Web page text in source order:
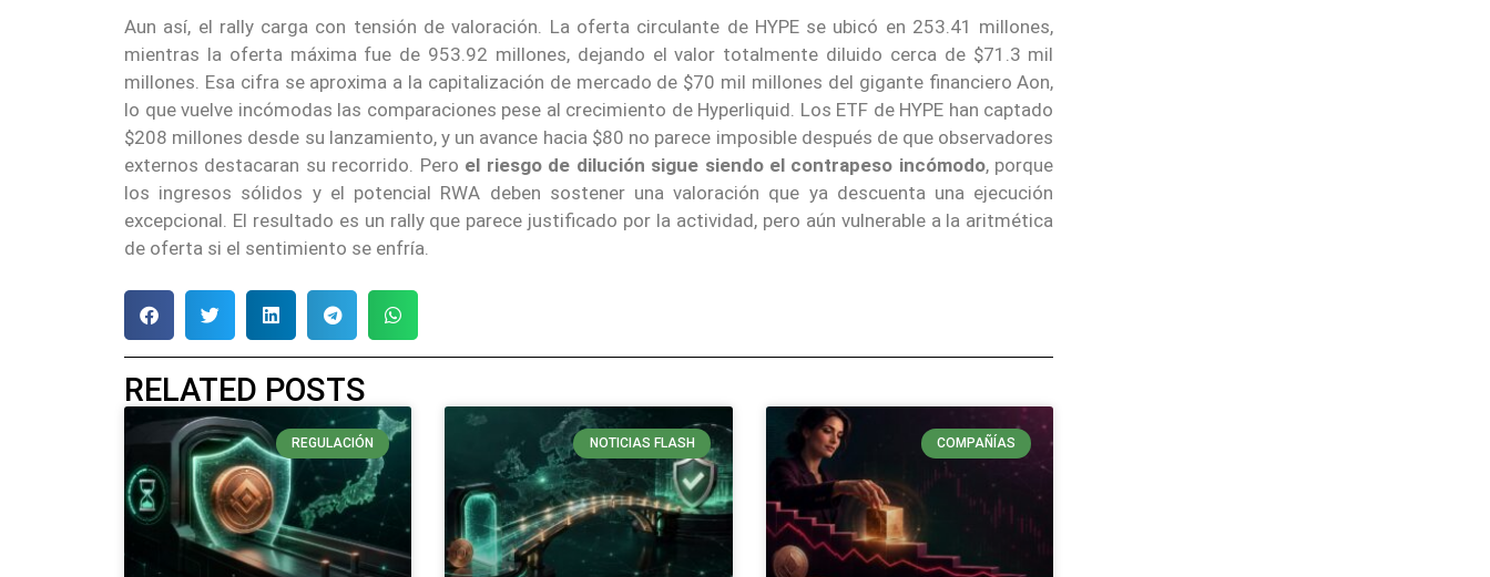
Aun así, el rally carga con tensión de valoración. La oferta circulante de HYPE se ubicó en 253.41 millones,
mientras la oferta máxima fue de 953.92 millones, dejando el valor totalmente diluido cerca de $71.3 mil
millones. Esa cifra se aproxima a la capitalización de mercado de $70 mil millones del gigante financiero Aon,
lo que vuelve incómodas las comparaciones pese al crecimiento de Hyperliquid. Los ETF de HYPE han captado
$208 millones desde su lanzamiento, y un avance hacia $80 no parece imposible después de que observadores
externos destacaran su recorrido. Pero el riesgo de dilución sigue siendo el contrapeso incómodo, porque
los ingresos sólidos y el potencial RWA deben sostener una valoración que ya descuenta una ejecución
excepcional. El resultado es un rally que parece justificado por la actividad, pero aún vulnerable a la aritmética
de oferta si el sentimiento se enfría.
RELATED POSTS
REGULACIÓN NOTICIAS FLASH COMPAÑÍAS